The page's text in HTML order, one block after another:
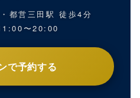
都営三田駅 徒歩4分
〜20:00
で予約する